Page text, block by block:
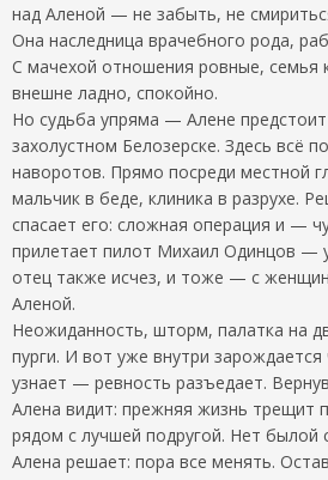
над Аленой — не забыть, не
Она наследница врачебного рода,
С мачехой отношения ровные, семья
внешне ладно, спокойно.
Но судьба упряма — Алене предстоит
захолустном Белозерске. Здесь всё
наворотов. Прямо посреди местной
мальчик в беде, клиника в разрухе.
спасает его: сложная операция и —
прилетает пилот Михаил Одинцов —
отец также исчез, и тоже — с
Аленой.
Неожиданность, шторм, палатка на
пурги. И вот уже внутри
узнает — ревность разъедает.
Алена видит: прежняя жизнь трещит
рядом с лучшей подругой. Нет былой
Алена решает: пора все менять.